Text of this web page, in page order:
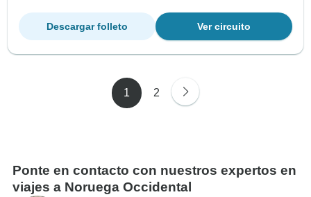
Ver circuito
Descargar folleto
1 2
Ponte en contacto con nuestros expertos en
viajes a Noruega Occidental